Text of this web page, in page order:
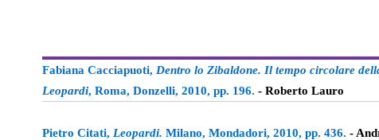
Fabiana Cacciapuoti, Dentro lo Zibaldone. Il tempo circolare
Leopardi, Roma, Donzelli, 2010, pp. 196. - Roberto Lauro
Pietro Citati, Leopardi. Milano, Mondadori, 2010, pp. 436. -